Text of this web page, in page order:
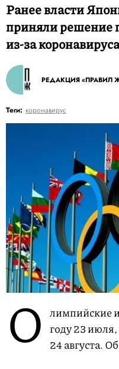
Ранее власти
приняли решение
из-за
РЕДАКЦИЯ «ПРАВИЛ
Теги: коронавирус
О лимпийские
году 23
24 августа.